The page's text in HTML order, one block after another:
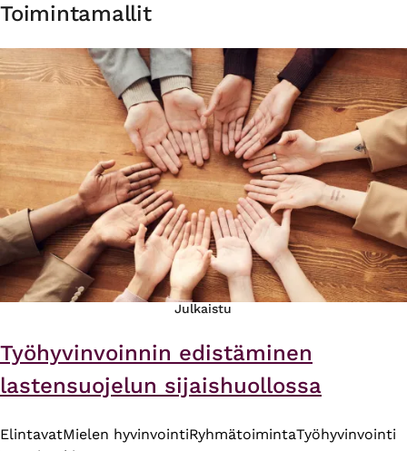
Toimintamallit
Julkaistu
Työhyvinvoinnin edistäminen
lastensuojelun sijaishuollossa
ElintavatMielen hyvinvointiRyhmätoimintaTyöhyvinvointi